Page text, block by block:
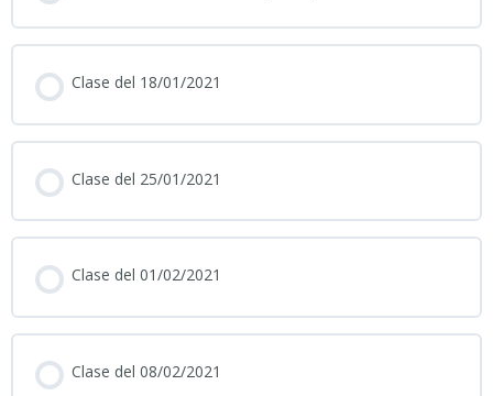
Clase del 18/01/2021
Clase del 25/01/2021
Clase del 01/02/2021
Clase del 08/02/2021